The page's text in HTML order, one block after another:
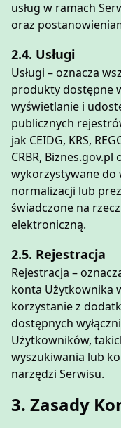
usług w ramach
oraz
2.4. Usługi
Usługi – oznacza
produkty dostępne
wyświetlanie i
publicznych
jak CEIDG, KRS,
CRBR,
wykorzystywane do
normalizacji lub
świadczone na
elektroniczną.
2.5. Rejestracja
Rejestracja –
konta Użytkownika
korzystanie z
dostępnych
Użytkowników,
wyszukiwania lub
narzędzi Serwisu.
3. Zasady